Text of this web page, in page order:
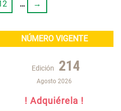
… →
NÚMERO VIGENTE
Edición 214
Agosto 2026
! Adquiérela !